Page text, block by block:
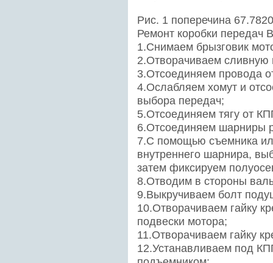
Рис. 1 поперечина
Ремонт коробки передач
1.Снимаем брызговик
2.Отворачиваем
3.Отсоединяем провода
4.Ослабляем хомут и
выбора передач;
5.Отсоединяем тягу от
6.Отсоединяем шарниры
7.С помощью съемника
внутреннего шарнира,
затем фиксируем
8.Отводим в стороны
9.Выкручиваем болт
10.Отворачиваем гайку
подвески мотора;
11.Отворачиваем гайку
12.Устанавливаем под